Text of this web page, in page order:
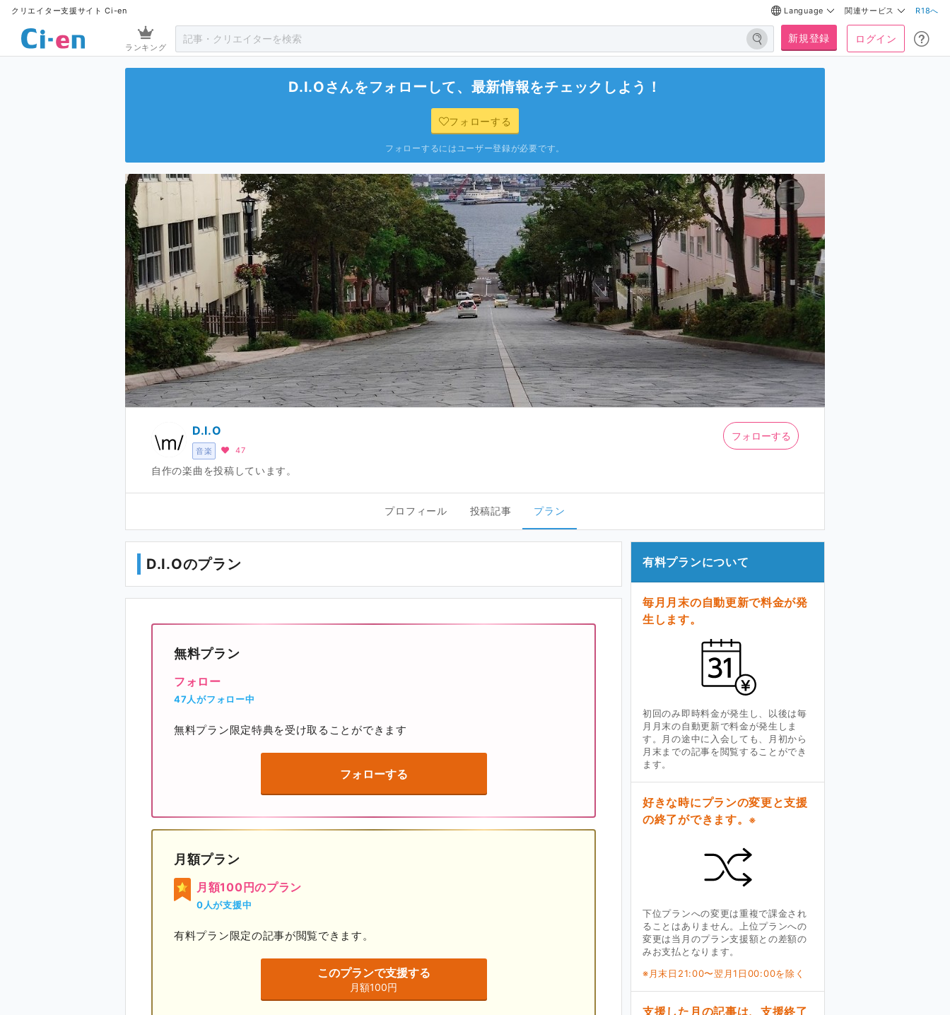
クリエイター支援サイト Ci-en Language 関連サービス R18へ
ランキング
新規登録 ログイン
D.I.Oさんをフォローして、最新情報をチェックしよう！
フォローする
フォローするにはユーザー登録が必要です。
音楽
D.I.O
47
自作の楽曲を投稿しています。
フォローする
プロフィール 投稿記事 プラン
D.I.Oのプラン
無料プラン
フォロー
47人がフォロー中
無料プラン限定特典を受け取ることができます
フォローする
月額プラン
月額100円のプラン
0人が支援中
有料プラン限定の記事が閲覧できます。
このプランで支援する
月額100円
有料プランについて
毎月月末の自動更新で料金が発
生します。
初回のみ即時料金が発生し、以後は毎
月月末の自動更新で料金が発生しま
す。月の途中に入会しても、月初から
月末までの記事を閲覧することができ
ます。
好きな時にプランの変更と支援
の終了ができます。
※
下位プランへの変更は重複で課金され
ることはありません。上位プランへの
変更は当月のプラン支援額との差額の
みお支払となります。
※月末日21:00〜翌月1日00:00を除く
支援した月の記事は、支援終了